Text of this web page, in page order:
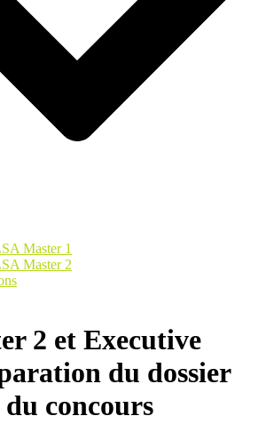
Master 1
Master 2
2 et Executive
du dossier
concours